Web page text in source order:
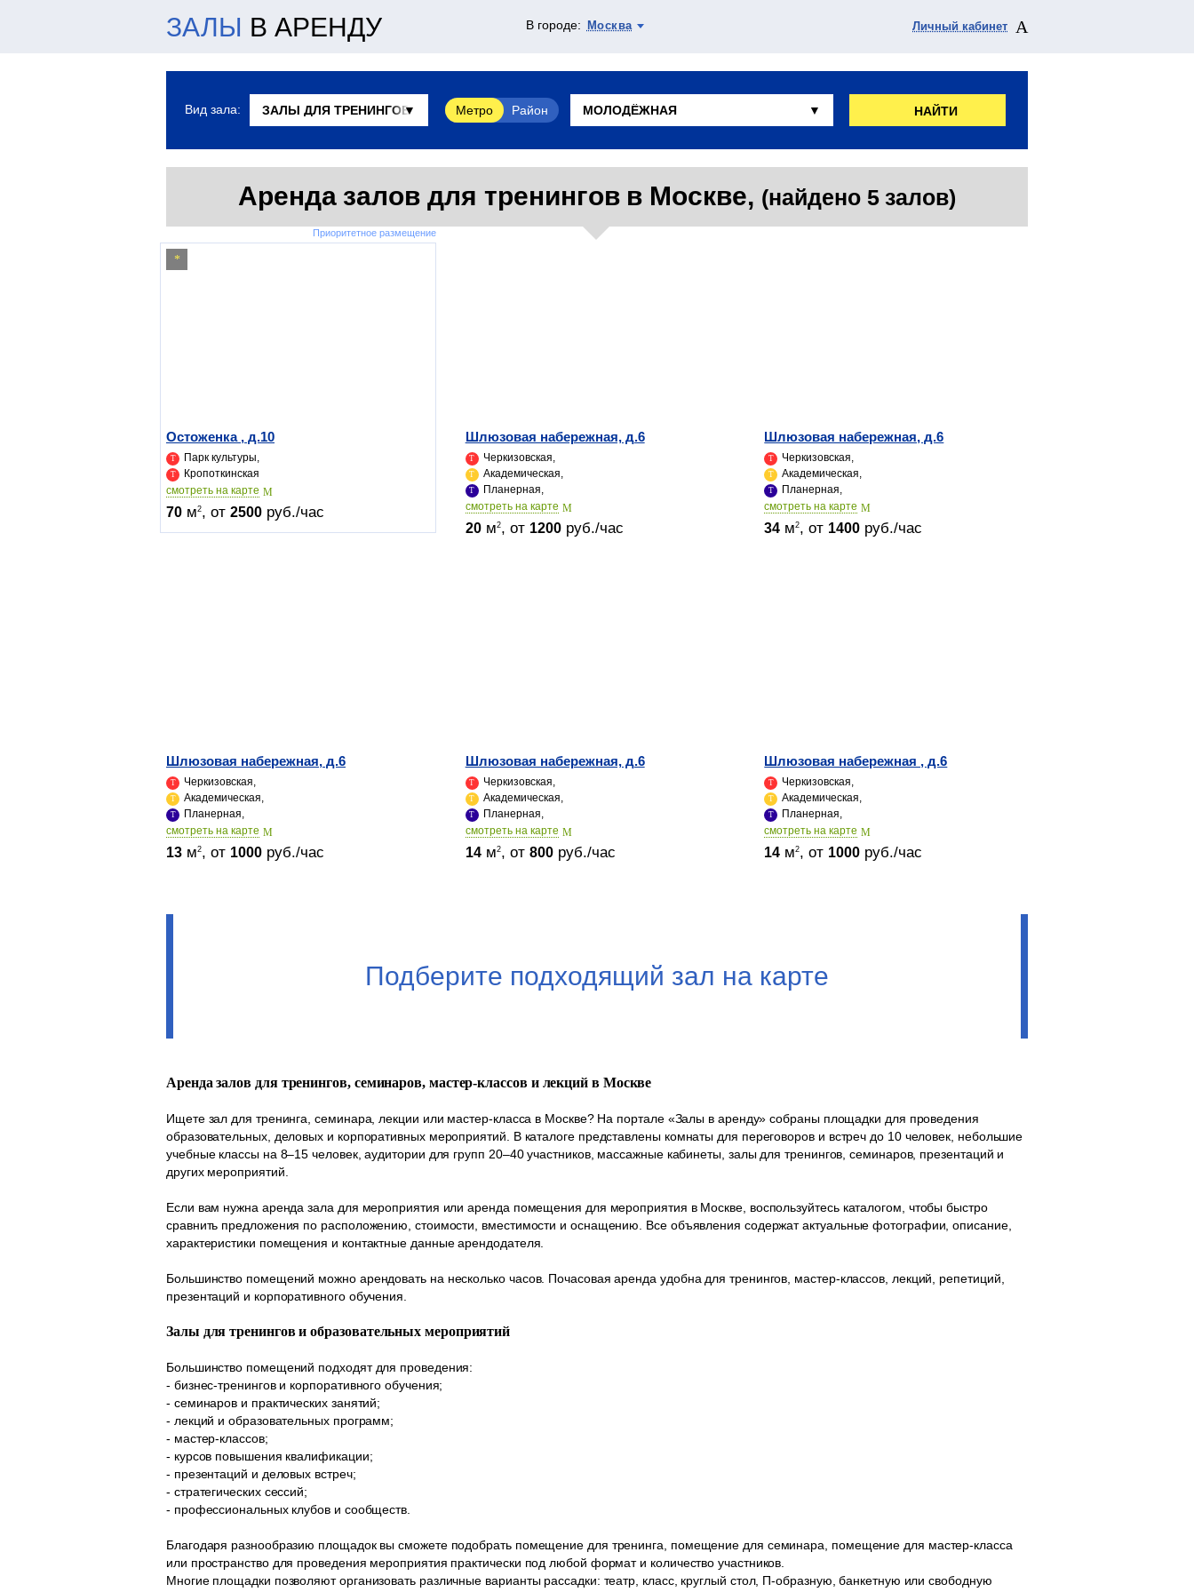
ЗАЛЫ В АРЕНДУ В городе: Москва Личный кабинет
Вид зала: Метро Район НАЙТИ
Аренда залов для тренингов в Москве, (найдено 5 залов)
Приоритетное размещение
Остоженка , д.10
Парк культуры,
Кропоткинская
cмотреть на карте
70 м2, от 2500 руб./час
Шлюзовая набережная, д.6
Черкизовская,
Академическая,
Планерная,
cмотреть на карте
20м2, от 1200руб./час
Шлюзовая набережная, д.6
Черкизовская,
Академическая,
Планерная,
cмотреть на карте
34 м2, от 1400 руб./час
Шлюзовая набережная, д.6
Черкизовская,
Академическая,
Планерная,
cмотреть на карте
13 м2, от 1000 руб./час
Шлюзовая набережная, д.6
Черкизовская,
Академическая,
Планерная,
cмотреть на карте
14м2, от 800руб./час
Шлюзовая набережная , д.6
Черкизовская,
Академическая,
Планерная,
cмотреть на карте
14 м2, от 1000 руб./час
Подберите подходящий зал на карте
Аренда залов для тренингов, семинаров, мастер-классов и лекций в Москве
Ищете зал для тренинга, семинара, лекции или мастер-класса в Москве? На портале «Залы в аренду» собраны площадки для проведения
образовательных, деловых и корпоративных мероприятий. В каталоге представлены комнаты для переговоров и встреч до 10 человек, небольшие
учебные классы на 8–15 человек, аудитории для групп 20–40 участников, массажные кабинеты, залы для тренингов, семинаров, презентаций и
других мероприятий.
Если вам нужна аренда зала для мероприятия или аренда помещения для мероприятия в Москве, воспользуйтесь каталогом, чтобы быстро
сравнить предложения по расположению, стоимости, вместимости и оснащению. Все объявления содержат актуальные фотографии, описание,
характеристики помещения и контактные данные арендодателя.
Большинство помещений можно арендовать на несколько часов. Почасовая аренда удобна для тренингов, мастер-классов, лекций, репетиций,
презентаций и корпоративного обучения.
Залы для тренингов и образовательных мероприятий
Большинство помещений подходят для проведения:
- бизнес-тренингов и корпоративного обучения;
- семинаров и практических занятий;
- лекций и образовательных программ;
- мастер-классов;
- курсов повышения квалификации;
- презентаций и деловых встреч;
- стратегических сессий;
- профессиональных клубов и сообществ.
Благодаря разнообразию площадок вы сможете подобрать помещение для тренинга, помещение для семинара, помещение для мастер-класса
или пространство для проведения мероприятия практически под любой формат и количество участников.
Многие площадки позволяют организовать различные варианты рассадки: театр, класс, круглый стол, П-образную, банкетную или свободную